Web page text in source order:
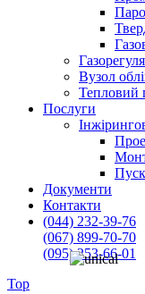
Вузол
Тепловий
Послуги
Документи
Контакти
(044) 232-39-76
(067) 899-70-70
(095) 253-66-01
Top